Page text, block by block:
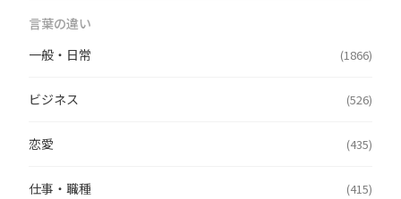
言葉の違い
一般・日常
(1866)
ビジネス (526)
恋愛 (435)
仕事・職種 (415)